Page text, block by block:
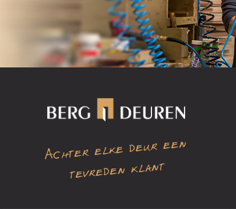
Achter elke deur een
tevreden klant